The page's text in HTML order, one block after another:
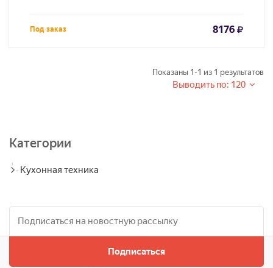
Под заказ 8176
Показаны 1-1 из 1 результатов
Выводить по: 120
Категории
Кухонная техника
Подписаться